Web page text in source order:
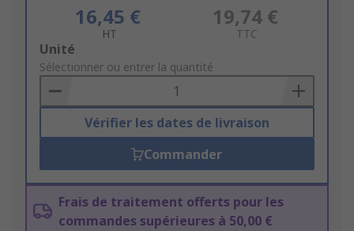
16,45 €
HT
19,74 €
TTC
Add
to
Basket
Unité
Sélectionner ou entrer la quantité
Vérifier les dates de livraison
Commander
Frais de traitement offerts pour les
commandes supérieures à 50,00 €